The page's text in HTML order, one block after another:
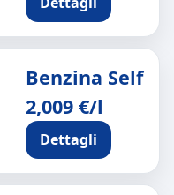
Benzina Self
2,009 €/l
Dettagli